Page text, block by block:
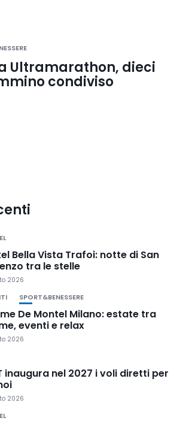
Ultramarathon, dieci
condiviso
Bella Vista Trafoi: notte di San
tra le stelle
2026
SPORT&BENESSERE
De Montel Milano: estate tra
eventi e relax
2026
inaugura nel 2027 i voli diretti per
2026